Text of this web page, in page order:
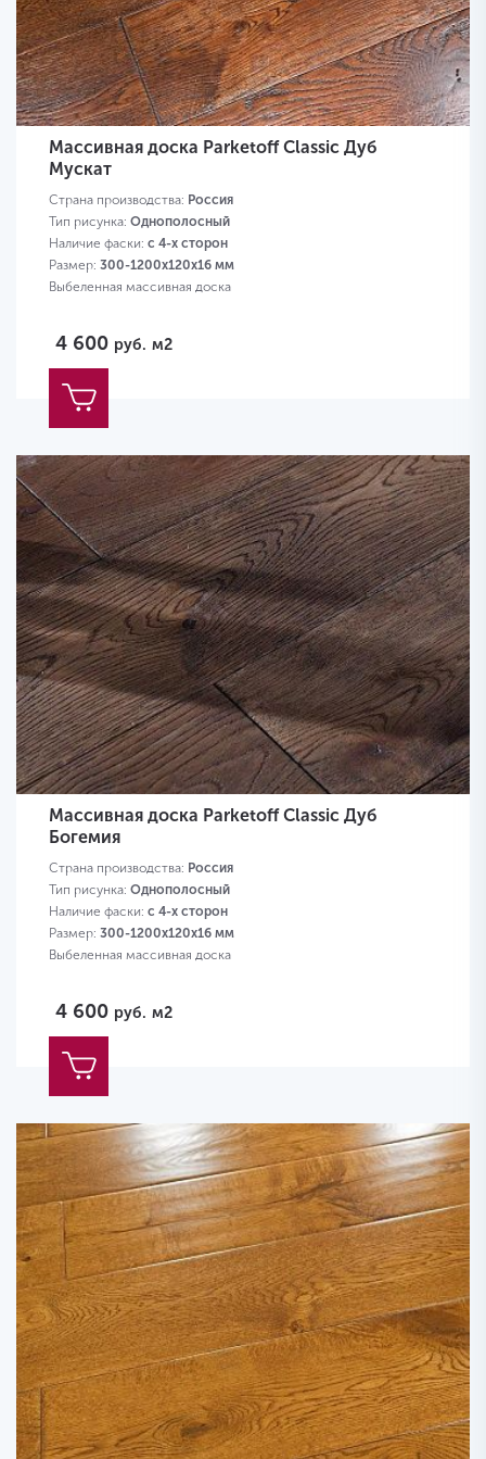
Массивная доска Parketoff Classic Дуб
Мускат
Страна производства: Россия
Тип рисунка: Однополосный
Наличие фаски: с 4-х сторон
Размер: 300-1200х120х16 мм
Выбеленная массивная доска
4 600 руб. м2
Массивная доска Parketoff Classic Дуб
Богемия
Страна производства: Россия
Тип рисунка: Однополосный
Наличие фаски: с 4-х сторон
Размер: 300-1200х120х16 мм
Выбеленная массивная доска
4 600 руб. м2